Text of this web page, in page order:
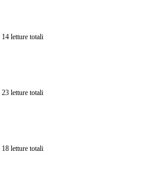
14 letture totali
23 letture totali
18 letture totali